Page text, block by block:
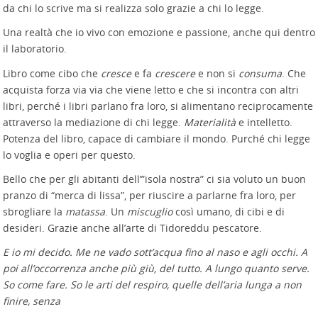
da chi lo scrive ma si realizza solo grazie a chi lo legge.
Una realtà che io vivo con emozione e passione, anche qui dentro
il laboratorio.
Libro come cibo che crescee fa cresceree non si consuma . Che
acquista forza via via che viene letto e che si incontra con altri
libri, perché i libri parlano fra loro, si alimentano reciprocamente
attraverso la mediazione di chi legge. Materialità e intelletto.
Potenza del libro, capace di cambiare il mondo. Purché chi legge
lo voglia e operi per questo.
Bello che per gli abitanti dell’”isola nostra” ci sia voluto un buon
pranzo di “merca di lissa”, per riuscire a parlarne fra loro, per
sbrogliare la matassa . Un miscugliocosì umano, di cibi e di
desideri. Grazie anche all’arte di Tidoreddu pescatore.
E io mi decido. Me ne vado sott’acqua fino al naso e agli occhi. A
poi all’occorrenza anche più giù, del tutto. A lungo quanto serve.
So come fare. So le arti del respiro, quelle dell’aria lunga a non
finire, senza